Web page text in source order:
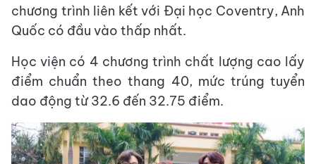
chương trình liên kết với Đại học Coventry, Anh
Quốc có đầu vào thấp nhất.
Học viện có 4 chương trình chất lượng cao lấy
điểm chuẩn theo thang 40, mức trúng tuyển
dao động từ 32.6 đến 32.75 điểm.